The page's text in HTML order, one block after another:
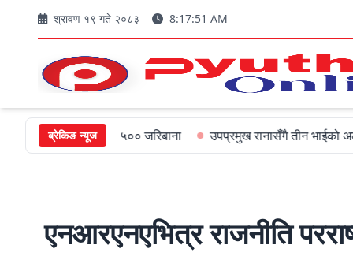
श्रावण १९ गते २०८३ 8:17:52 AM
ब्रेकिङ न्यूज
५०० जरिबाना उपप्रमुख रानासँगै तीन भाईको अल्पायुमै दुखद
एनआरएनएभित्र राजनीति